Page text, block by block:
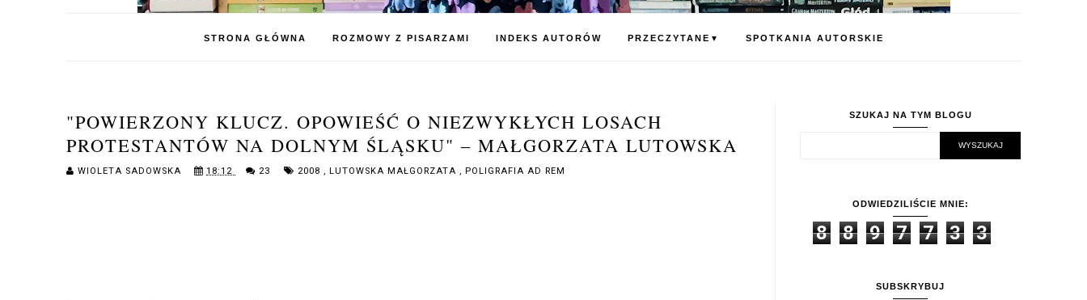
STRONA GŁÓWNA ROZMOWY Z PISARZAMI INDEKS AUTORÓW PRZECZYTANE ▼ SPOTKANIA AUTORSKIE
"POWIERZONY KLUCZ. OPOWIEŚĆ O NIEZWYKŁYCH LOSACH
PROTESTANTÓW NA DOLNYM ŚLĄSKU" – MAŁGORZATA LUTOWSKA
WIOLETA SADOWSKA 18:12 23 2008 , LUTOWSKA MAŁGORZATA , POLIGRAFIA AD REM
SZUKAJ NA TYM BLOGU
ODWIEDZILIŚCIE MNIE:
8 8 9 7 7 3 3
SUBSKRYBUJ